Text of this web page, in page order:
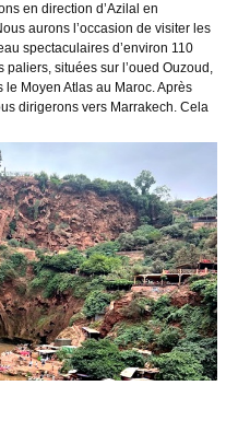
en direction d’Azilal en
aurons l’occasion de visiter les
spectaculaires d’environ 110
situées sur l’oued Ouzoud,
Moyen Atlas au Maroc. Après
dirigerons vers Marrakech. Cela